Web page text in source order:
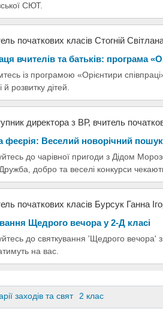
СЮТ.
початкових класів Стогній
вчителів та батьків: програма
із програмою «Орієнтири
й розвитку дітей.
директора з ВР, вчитель
феєрія: Веселий новорічний пошук
до чарівної пригоди з Дідом
Дружба, добро та веселі конкурси
початкових класів Бурсук Ганна
Щедрого вечора у 2-Д класі
до святкування 'Щедрого вечора'
на вас.
заходів та свят 2 клас